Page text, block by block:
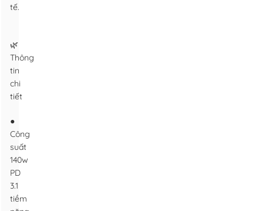
tế.
🌿
Thông
tin
chi
tiết
●
Công
suất
140w
PD
3.1
tiềm